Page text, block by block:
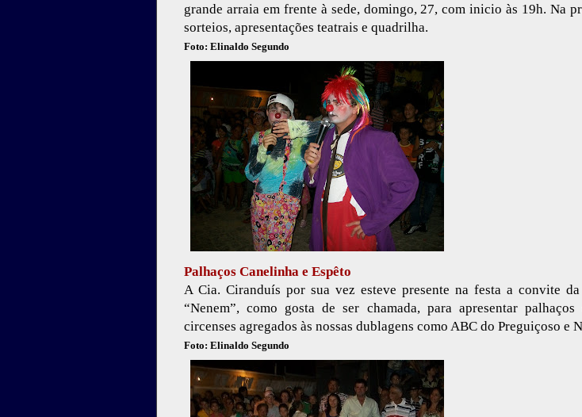
grande arraia em frente à sede, domingo, 27, com inicio às 19h. Na
sorteios, apresentações teatrais e quadrilha.
Foto: Elinaldo Segundo
Palhaços Canelinha e Espêto
A Cia. Ciranduís por sua vez esteve presente na festa a convite da
“Nenem”, como gosta de ser chamada, para apresentar palhaços
circenses agregados às nossas dublagens como ABC do Preguiçoso e
Foto: Elinaldo Segundo